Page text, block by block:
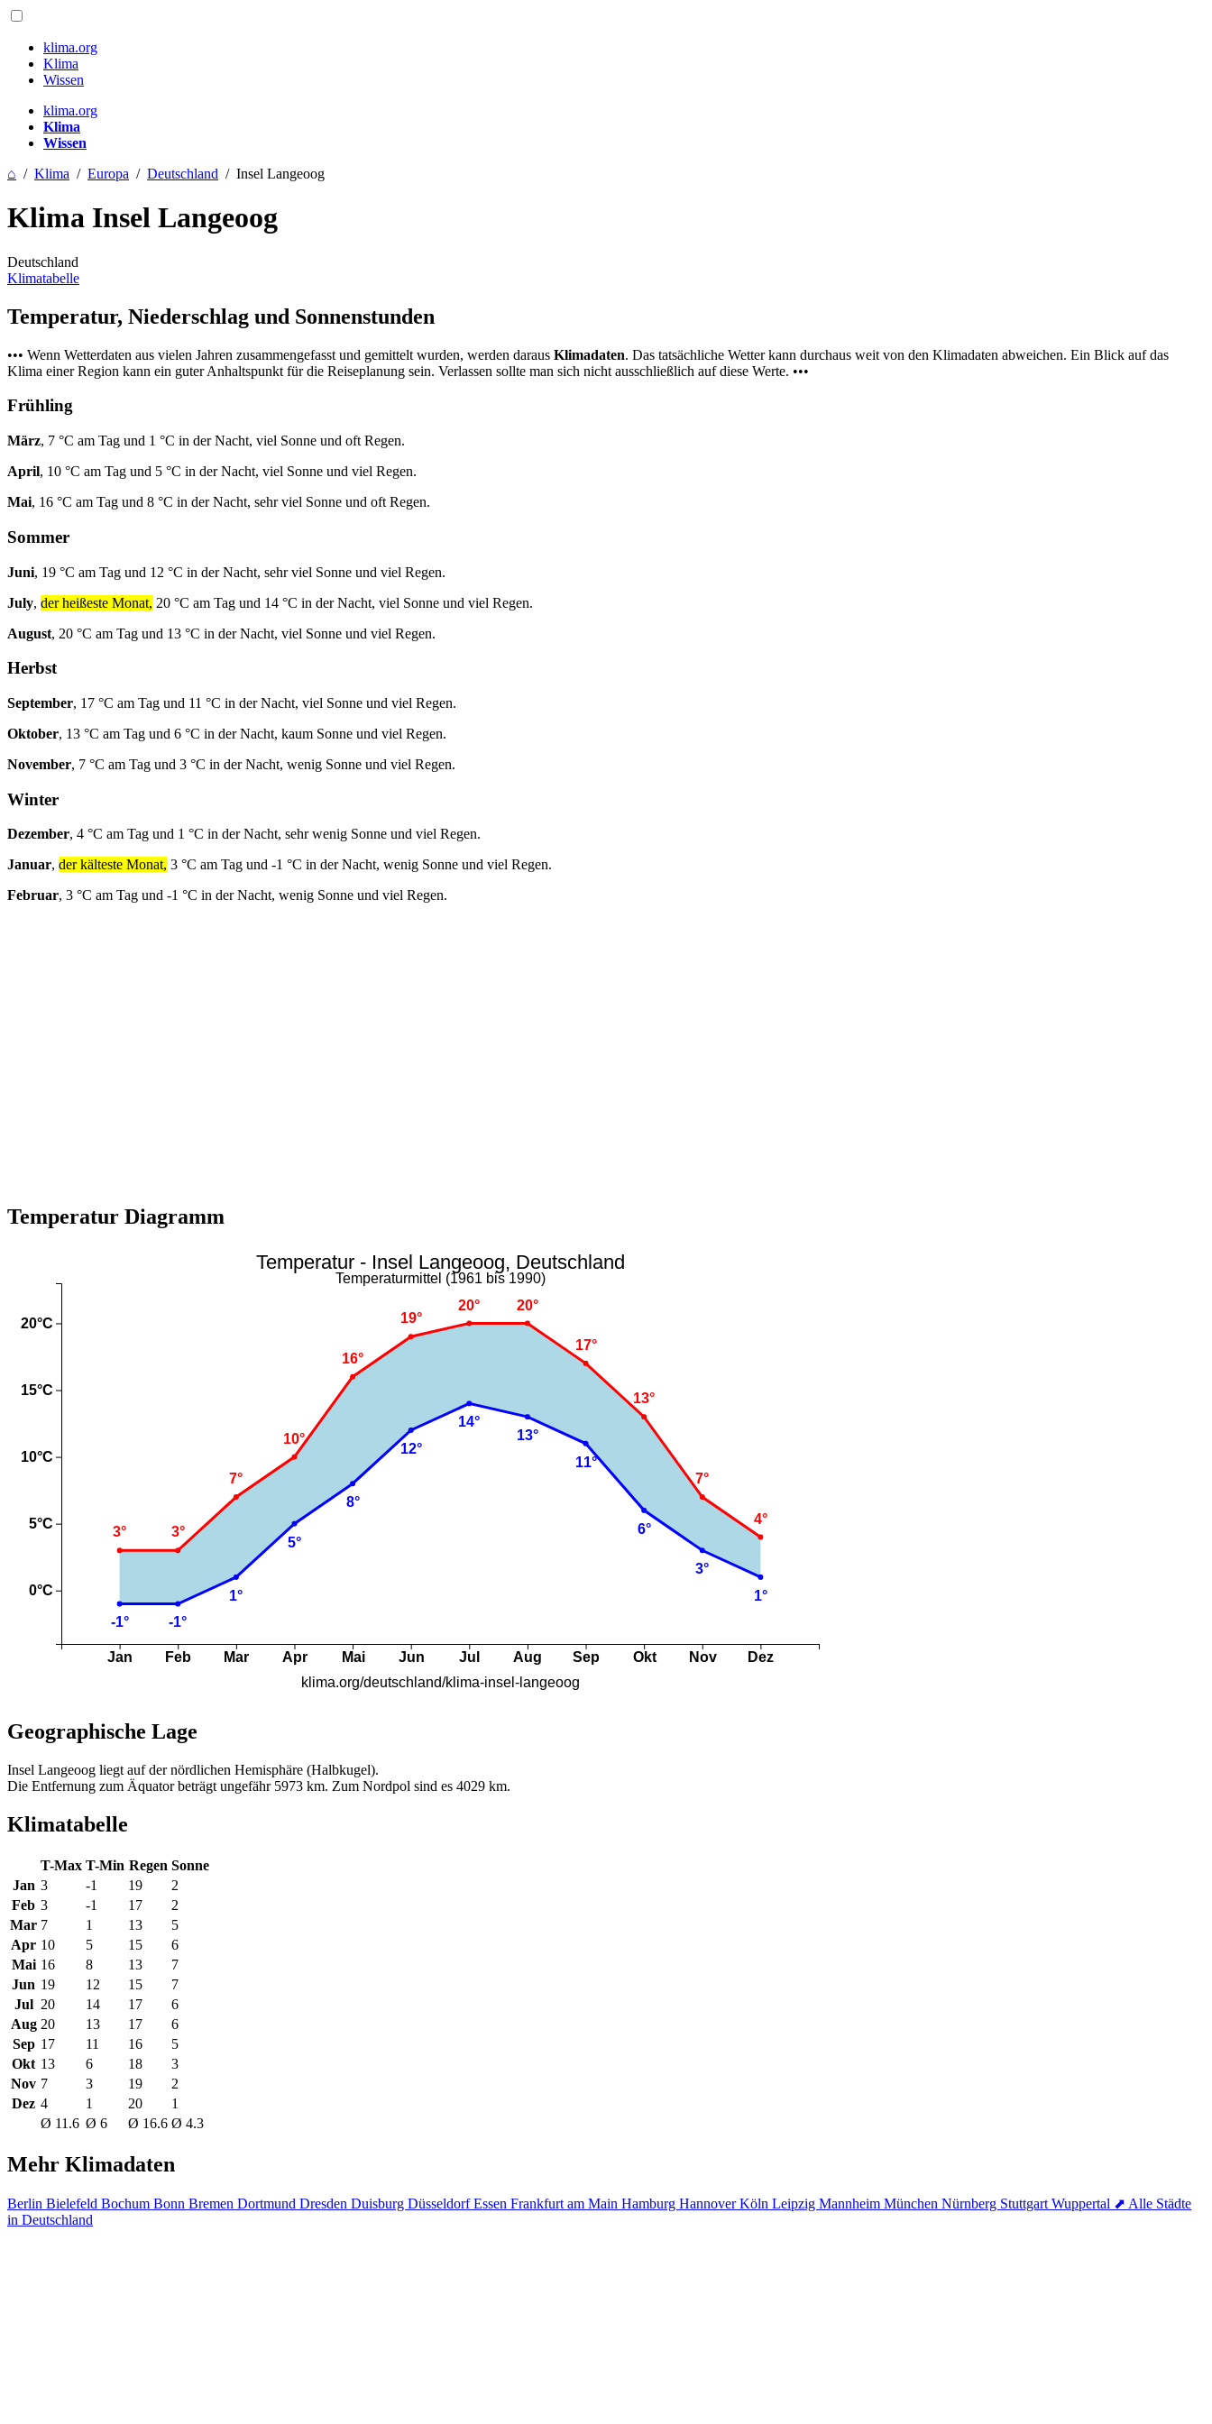
klima.org
Klima
Wissen
klima.org
Klima
Wissen
⌂ / Klima / Europa / Deutschland / Insel Langeoog
Klima Insel Langeoog
Deutschland
Klimatabelle
Temperatur, Niederschlag und Sonnenstunden
••• Wenn Wetterdaten aus vielen Jahren zusammengefasst und gemittelt wurden, werden daraus Klimadaten. Das tatsächliche Wetter kann durchaus weit von den Klimadaten abweichen. Ein Blick auf das
Klima einer Region kann ein guter Anhaltspunkt für die Reiseplanung sein. Verlassen sollte man sich nicht ausschließlich auf diese Werte. •••
Frühling
März, 7 °C am Tag und 1 °C in der Nacht, viel Sonne und oft Regen.
April, 10 °C am Tag und 5 °C in der Nacht, viel Sonne und viel Regen.
Mai, 16 °C am Tag und 8 °C in der Nacht, sehr viel Sonne und oft Regen.
Sommer
Juni, 19 °C am Tag und 12 °C in der Nacht, sehr viel Sonne und viel Regen.
July, der heißeste Monat, 20 °C am Tag und 14 °C in der Nacht, viel Sonne und viel Regen.
August, 20 °C am Tag und 13 °C in der Nacht, viel Sonne und viel Regen.
Herbst
September, 17 °C am Tag und 11 °C in der Nacht, viel Sonne und viel Regen.
Oktober, 13 °C am Tag und 6 °C in der Nacht, kaum Sonne und viel Regen.
November, 7 °C am Tag und 3 °C in der Nacht, wenig Sonne und viel Regen.
Winter
Dezember, 4 °C am Tag und 1 °C in der Nacht, sehr wenig Sonne und viel Regen.
Januar, der kälteste Monat, 3 °C am Tag und -1 °C in der Nacht, wenig Sonne und viel Regen.
Februar, 3 °C am Tag und -1 °C in der Nacht, wenig Sonne und viel Regen.
Temperatur Diagramm
Geographische Lage
Insel Langeoog liegt auf der nördlichen Hemisphäre (Halbkugel).
Die Entfernung zum Äquator beträgt ungefähr 5973 km. Zum Nordpol sind es 4029 km.
Klimatabelle
T-Max T-Min Regen Sonne
Jan 3 -1 19
2
Feb 3 -1 17
2
Mar 7 1 13
5
Apr 10 5 15
6
Mai 16 8 13
7
Jun 19 12 15
7
Jul 20 14 17
6
Aug 20 13 17
6
Sep 17 11 16
5
Okt 13 6 18
3
Nov 7 3 19
2
Dez 4 1 20
1
Ø 11.6 Ø 6 Ø 16.6 Ø 4.3
Mehr Klimadaten
Berlin Bielefeld Bochum Bonn Bremen Dortmund Dresden Duisburg DüsseldorfEssen Frankfurt am Main Hamburg HannoverKöln Leipzig Mannheim München Nürnberg Stuttgart Wuppertal ⬈ Alle Städte
in Deutschland